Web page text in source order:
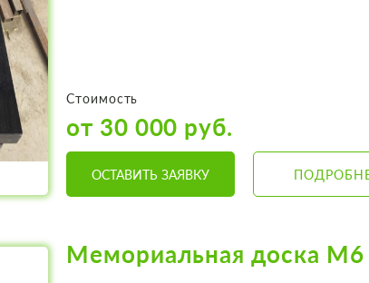
Стоимость
от 30 000 руб.
ОСТАВИТЬ ЗАЯВКУ
Мемориальная доска М6